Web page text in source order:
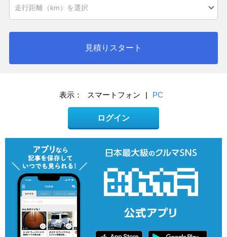
見積りスタート
表示： スマートフォン | PC
ログイン